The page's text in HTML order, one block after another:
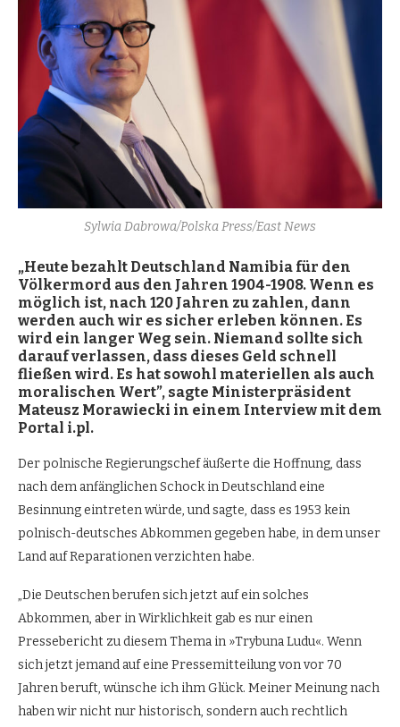
Sylwia Dabrowa/Polska Press/East News
„Heute bezahlt Deutschland Namibia für den
Völkermord aus den Jahren 1904-1908. Wenn es
möglich ist, nach 120 Jahren zu zahlen, dann
werden auch wir es sicher erleben können. Es
wird ein langer Weg sein. Niemand sollte sich
darauf verlassen, dass dieses Geld schnell
fließen wird. Es hat sowohl materiellen als auch
moralischen Wert”, sagte Ministerpräsident
Mateusz Morawiecki in einem Interview mit dem
Portal i.pl.
Der polnische Regierungschef äußerte die Hoffnung, dass
nach dem anfänglichen Schock in Deutschland eine
Besinnung eintreten würde, und sagte, dass es 1953 kein
polnisch-deutsches Abkommen gegeben habe, in dem unser
Land auf Reparationen verzichten habe.
„Die Deutschen berufen sich jetzt auf ein solches
Abkommen, aber in Wirklichkeit gab es nur einen
Pressebericht zu diesem Thema in »Trybuna Ludu«. Wenn
sich jetzt jemand auf eine Pressemitteilung von vor 70
Jahren beruft, wünsche ich ihm Glück. Meiner Meinung nach
haben wir nicht nur historisch, sondern auch rechtlich